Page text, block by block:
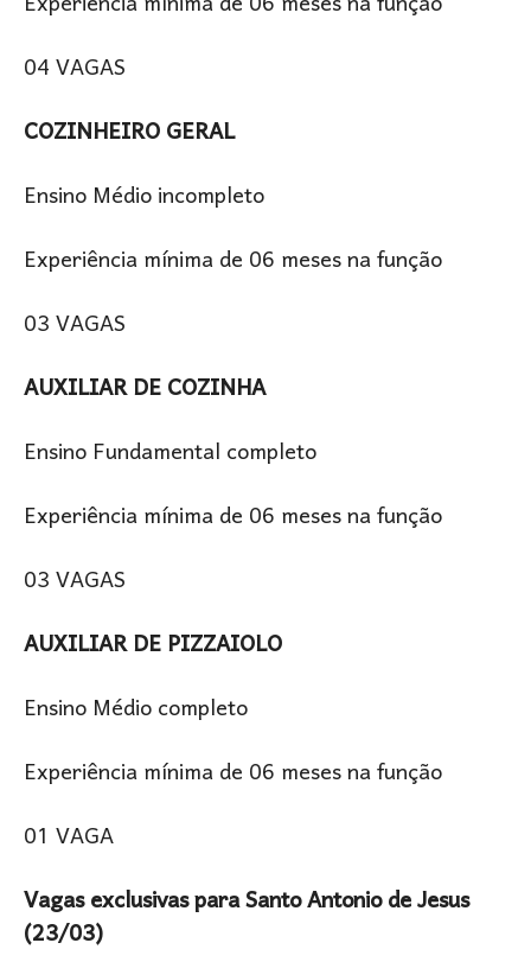
04 VAGAS
COZINHEIRO GERAL
Ensino Médio incompleto
Experiência mínima de 06 meses na função
03 VAGAS
AUXILIAR DE COZINHA
Ensino Fundamental completo
Experiência mínima de 06 meses na função
03 VAGAS
AUXILIAR DE PIZZAIOLO
Ensino Médio completo
Experiência mínima de 06 meses na função
01 VAGA
Vagas exclusivas para Santo Antonio de Jesus
(23/03)